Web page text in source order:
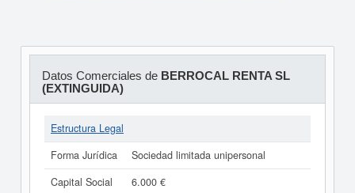
Datos Comerciales de BERROCAL RENTA SL
(EXTINGUIDA)
Estructura Legal
Forma Jurídica
Sociedad limitada unipersonal
Capital Social
6.000 €